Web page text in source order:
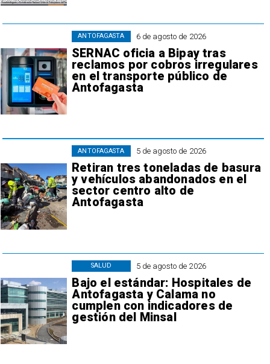
6 de agosto de 2026
SERNAC oficia a Bipay tras
reclamos por cobros irregulares
en el transporte público de
Antofagasta
ANTOFAGASTA
5 de agosto de 2026
Retiran tres toneladas de basura
y vehículos abandonados en el
sector centro alto de
Antofagasta
ANTOFAGASTA
5 de agosto de 2026
Bajo el estándar: Hospitales de
Antofagasta y Calama no
cumplen con indicadores de
gestión del Minsal
SALUD